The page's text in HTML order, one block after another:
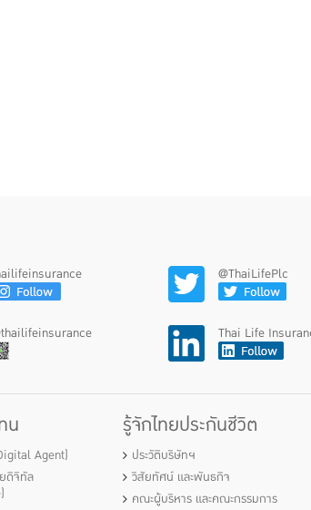
@ThaiLifePlc
Thai Life
น
Agent)
ดิจิทัล
รู้จักไทยประกันชีวิต
ประวัติบริษัทฯ
วิสัยทัศน์ และพันธกิจ
คณะผู้บริหาร และคณะกรรมการ